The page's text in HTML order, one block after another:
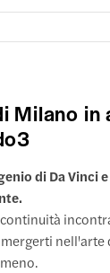
Stazione
11 anni? Un
Milano in
di Da Vinci
nell'arte